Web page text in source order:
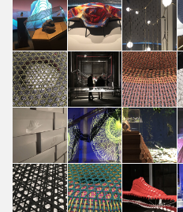
motion
Penelope
Vaglini
motion
Penelope
Vaglini
motion
Penelope
Vaglini
The nature of
motion
Penelope
Vaglini
The nature of
motion
Penelope
Vaglini
The nature of
motion
Penelope
Vaglini
The nature of
motion
Stefano Parisi
The nature of
motion
Stefano Parisi
The nature of
motion
Stefano Parisi
The nature of
motion
Stefano Parisi
The nature of
motion
Stefano Parisi
The nature of
motion
Stefano Parisi